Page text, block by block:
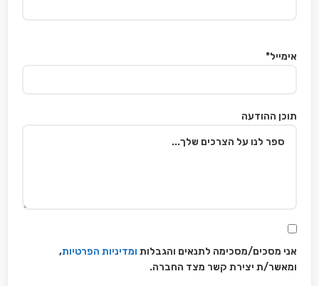
אימייל*
תוכן ההודעה
אני מסכים/מסכימה לתנאים והגבלות ומדיניות הפרטיות,
ומאשר/ת יצירת קשר מצד החברה.